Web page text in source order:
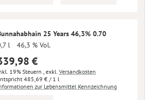
25 Years 46,3% 0.70
l
46,3 % Vol.
€
19% Steuern , exkl. Versandkosten
485,69 € / 1 l
zur Lebensmittel Kennzeichnung